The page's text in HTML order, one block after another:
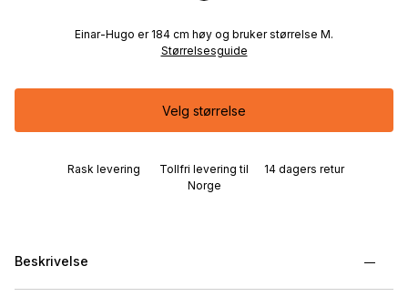
Einar-Hugo er 184 cm høy og bruker størrelse M.
Størrelsesguide
Velg størrelse
Rask levering
Tollfri levering til
Norge
14 dagers retur
Beskrivelse